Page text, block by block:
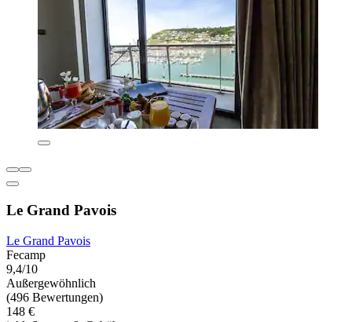
Le Grand Pavois
Le Grand Pavois
Fecamp
9,4/10
Außergewöhnlich
(496 Bewertungen)
148 €